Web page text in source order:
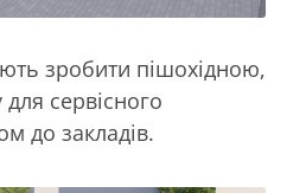
зробити пішохідною,
сервісного
до закладів.